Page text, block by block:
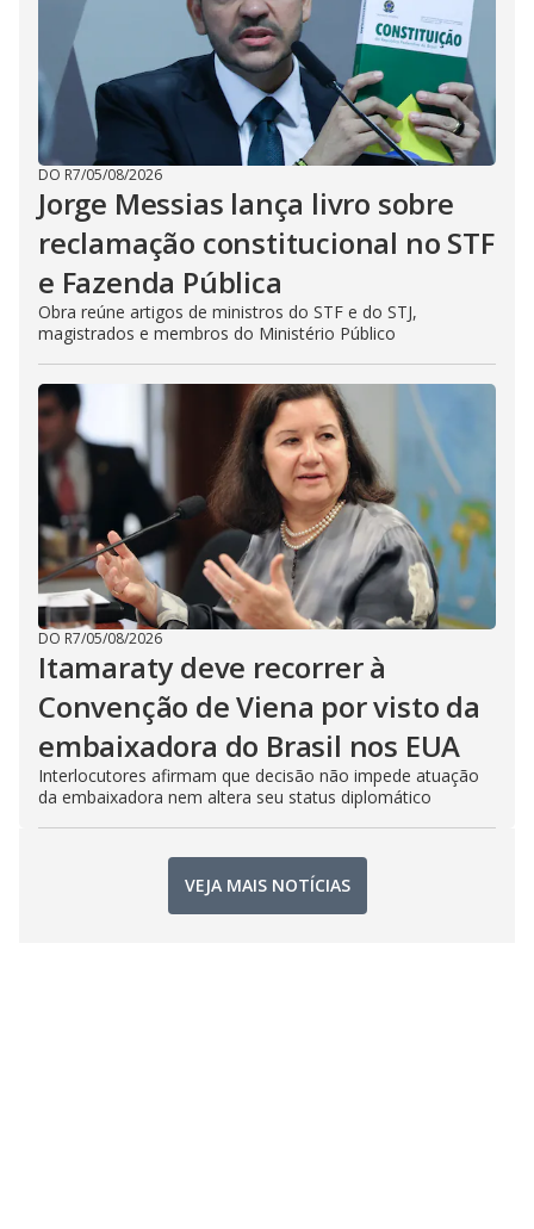
DO R7/05/08/2026
Jorge Messias lança livro sobre
reclamação constitucional no STF
e Fazenda Pública
Obra reúne artigos de ministros do STF e do STJ,
magistrados e membros do Ministério Público
DO R7/05/08/2026
Itamaraty deve recorrer à
Convenção de Viena por visto da
embaixadora do Brasil nos EUA
Interlocutores afirmam que decisão não impede atuação
da embaixadora nem altera seu status diplomático
VEJA MAIS NOTÍCIAS